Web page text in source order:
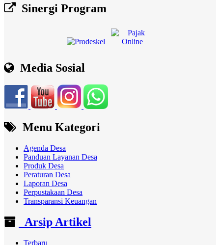
Sinergi Program
Media Sosial
Menu Kategori
Agenda Desa
Panduan Layanan Desa
Produk Desa
Peraturan Desa
Laporan Desa
Perpustakaan Desa
Transparansi Keuangan
Arsip Artikel
Terbaru